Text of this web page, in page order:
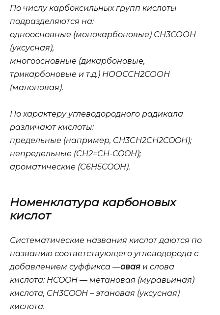
По числу карбоксильных групп кислоты
подразделяются на:
одноосновные (монокарбоновые) СН3СООН
(уксусная),
многоосновные (дикарбоновые,
трикарбоновые и т.д.) НООССН2СООН
(малоновая).
По характеру углеводородного радикала
различают кислоты:
предельные (например, CH3CH2CH2COOH);
непредельные (CH2=CH-COOH);
ароматические (C6H5COOH).
Номенклатура карбоновых
кислот
Систематические названия кислот даются по
названию соответствующего углеводорода с
добавлением суффикса —овая и слова
кислота: HCOOH — метановая (муравьиная)
кислота, CH3COOH – этановая (уксусная)
кислота.